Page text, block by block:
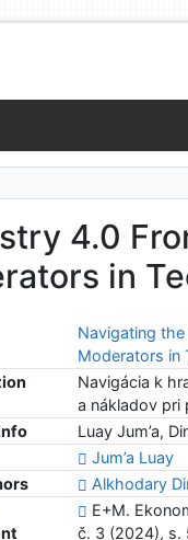
4.0
in
Navigating
Moderators in
Navigácia k
a nákladov pri
Luay Jum’a,
Jum’a Luay
Alkhodary
E+M.
č. 3 (2024), s.